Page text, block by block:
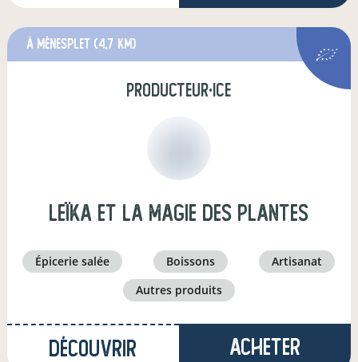
à Ménesplet (4,7 km)
producteur·ice
leïka et la magie des plantes
épicerie salée boissons
artisanat
autres produits
Découvrir Acheter